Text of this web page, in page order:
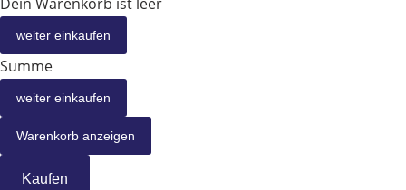
weiter einkaufen
Summe
weiter einkaufen
Warenkorb anzeigen
Kaufen